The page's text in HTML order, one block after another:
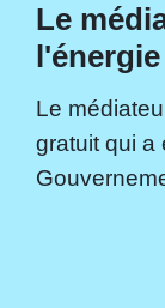
Le
l'énergie
Le
gratuit qui a